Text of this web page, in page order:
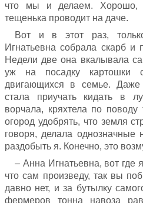
что мы и делаем. Хорошо,
тещенька проводит на даче.
Вот и в этот раз,
Игнатьевна собрала скарб и
Недели две она вкалывала
уж на посадку картошки
двигающихся в семье.
стала приучать кидать в
ворчала, кряхтела по
огород удобрять, что земля
говоря, делала однозначные
раздобыть я. Конечно, это
– Анна Игнатьевна, вот где
что сам произведу, так вы
давно нет, и за бутылку
фермеров тонна навоза